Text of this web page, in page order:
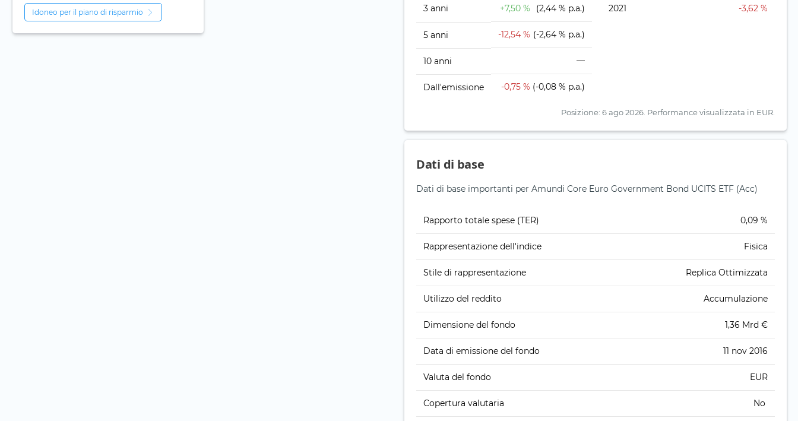
Idoneo per il piano di risparmio 3 anni +7,50 % (2,44 % p.a.)
5 anni -12,54 % (-2,64 % p.a.)
10 anni —
Dall'emissione -0,75 % (-0,08 % p.a.)
2021 -3,62 %
Posizione: 6 ago 2026. Performance visualizzata in EUR.
Dati di base
Dati di base importanti per Amundi Core Euro Government Bond UCITS ETF (Acc)
Rapporto totale spese (TER) 0,09 %
Rappresentazione dell'indice Fisica
Stile di rappresentazione Replica Ottimizzata
Utilizzo del reddito Accumulazione
Dimensione del fondo 1,36 Mrd €
Data di emissione del fondo 11 nov 2016
Valuta del fondo EUR
Copertura valutaria No